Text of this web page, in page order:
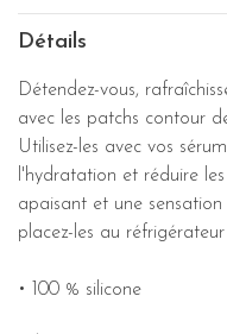
Détails
Détendez-vous,
avec les patchs contour
Utilisez-les avec vos
l'hydratation et réduire
apaisant et une
placez-les au
• 100 % silicone